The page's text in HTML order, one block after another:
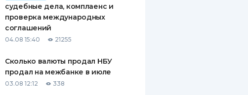
ПУТЕВОДИТЕЛИ ПО
СТРАХОВАНИЮ
СТРАХОВЫЕ КОМПАНИИ
ОТЗЫВЫ О СТРАХОВЫХ
судебные дела, комплаенс и
проверка международных
соглашений
04.08 15:40 21255
Сколько валюты продал НБУ
продал на межбанке в июле
03.08 12:12 338